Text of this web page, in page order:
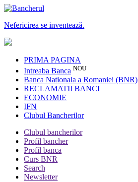
Nefericirea se inventează.
PRIMA PAGINA
Intreaba Banca NOU
Banca Nationala a Romaniei (BNR)
RECLAMATII BANCI
ECONOMIE
IFN
Clubul Bancherilor
Clubul bancherilor
Profil bancher
Profil banca
Curs BNR
Search
Newsletter